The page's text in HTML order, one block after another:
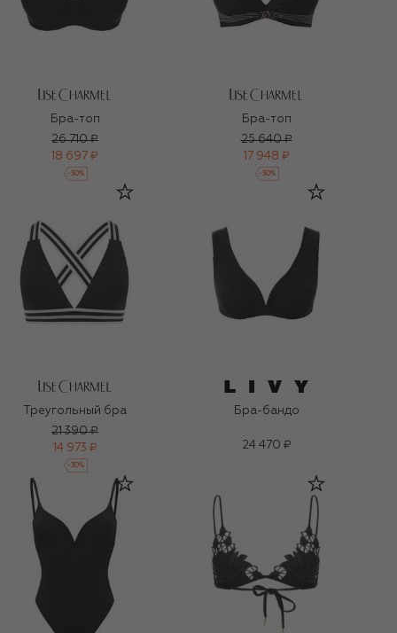
Бра-топ
26 710 ₽
18 697 ₽
-30%
Бра-топ
25 640 ₽
17 948 ₽
-30%
Треугольный бра
21 390 ₽
14 973 ₽
-30%
Бра-бандо
24 470 ₽